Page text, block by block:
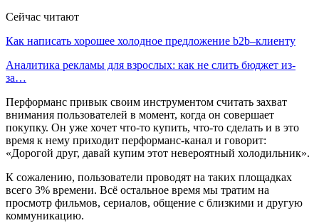
Сейчас читают
Как написать хорошее холодное предложение b2b–клиенту
Аналитика рекламы для взрослых: как не слить бюджет из-
за…
Перформанс привык своим инструментом считать захват
внимания пользователей в момент, когда он совершает
покупку. Он уже хочет что-то купить, что-то сделать и в это
время к нему приходит перформанс-канал и говорит:
«Дорогой друг, давай купим этот невероятный холодильник».
К сожалению, пользователи проводят на таких площадках
всего 3% времени. Всё остальное время мы тратим на
просмотр фильмов, сериалов, общение с близкими и другую
коммуникацию.